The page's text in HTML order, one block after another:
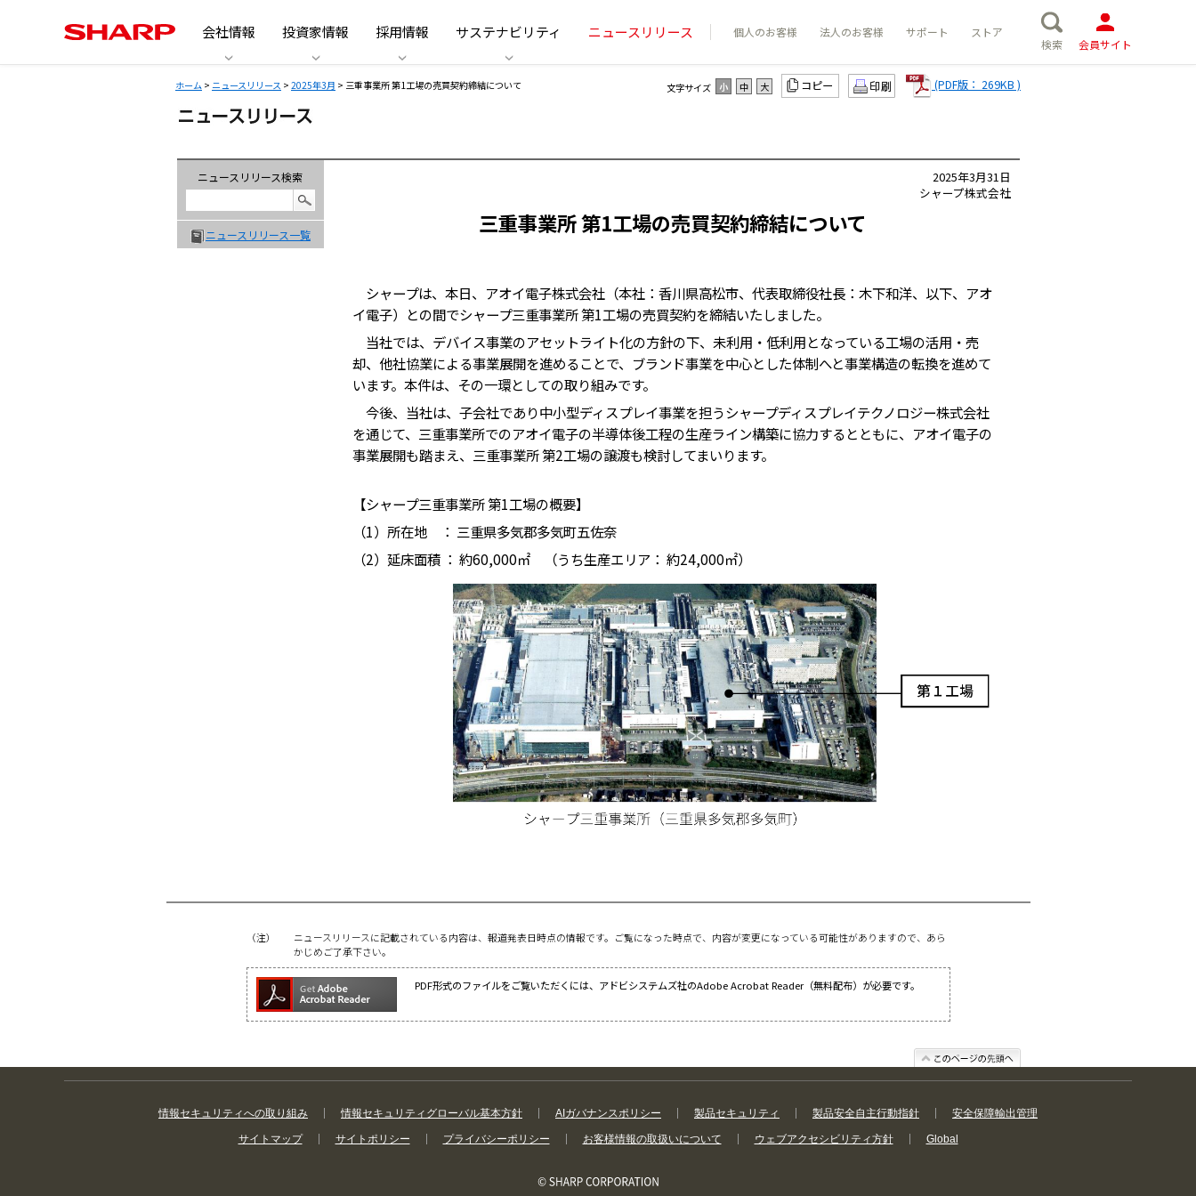
会社情報 投資家情報 採用情報 サステナビリティ ニュースリリース 個人のお客様 法人のお客様 サポート
ストア
検索
会員サイト
文字サイズ 小 中 大 コピー (PDF版： 269KB )
ホーム > ニュースリリース > 2025年3月 > 三重事業所 第1工場の売買契約締結について
ニュースリリース検索
ニュースリリース一覧
2025年3月31日
シャープ株式会社
三重事業所 第1工場の売買契約締結について
シャープは、本日、アオイ電子株式会社（本社：香川県高松市、代表取締役社長：木下和洋、以下、アオ
イ電子）との間でシャープ三重事業所 第1工場の売買契約を締結いたしました。
当社では、デバイス事業のアセットライト化の方針の下、未利用・低利用となっている工場の活用・売
却、他社協業による事業展開を進めることで、ブランド事業を中心とした体制へと事業構造の転換を進めて
います。本件は、その一環としての取り組みです。
今後、当社は、子会社であり中小型ディスプレイ事業を担うシャープディスプレイテクノロジー株式会社
を通じて、三重事業所でのアオイ電子の半導体後工程の生産ライン構築に協力するとともに、アオイ電子の
事業展開も踏まえ、三重事業所 第2工場の譲渡も検討してまいります。
【シャープ三重事業所 第1工場の概要】
（1）所在地 ： 三重県多気郡多気町五佐奈
（2）延床面積 ： 約60,000㎡ （うち生産エリア： 約24,000㎡）
（注）
ニュースリリースに記載されている内容は、報道発表日時点の情報です。ご覧になった時点で、内容が変更になっている可能性がありますので、あら
かじめご了承下さい。
PDF形式のファイルをご覧いただくには、アドビシステムズ社のAdobe Acrobat Reader（無料配布）が必要です。
情報セキュリティへの取り組み 情報セキュリティグローバル基本方針 AIガバナンスポリシー 製品セキュリティ 製品安全自主行動指針 安全保障輸出管理
サイトマップ サイトポリシー プライバシーポリシー お客様情報の取扱いについて ウェブアクセシビリティ方針 Global